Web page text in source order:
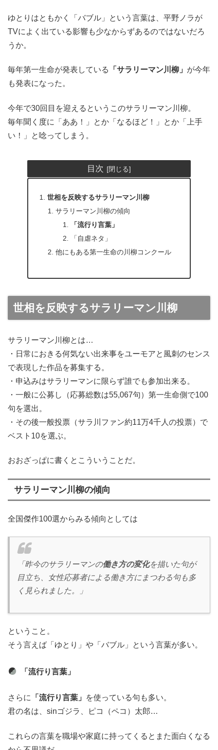
ゆとりはともかく「バブル」という言葉は、平野ノラが
TVによく出ている影響も少なからずあるのではないだろ
うか。
毎年第一生命が発表している 「サラリーマン川柳」 が今年
も発表になった。
今年で30回目を迎えるというこのサラリーマン川柳。
毎年聞く度に「ああ！」とか「なるほど！」とか「上手
い！」と唸ってしまう。
目次
世相を反映するサラリーマン川柳
サラリーマン川柳の傾向
「流行り言葉」
「自虐ネタ」
他にもある第一生命の川柳コンクール
世相を反映するサラリーマン川柳
サラリーマン川柳とは…
・日常におきる何気ない出来事をユーモアと風刺のセンス
で表現した作品を募集する。
・申込みはサラリーマンに限らず誰でも参加出来る。
・一般に公募し（応募総数は55,067句）第一生命側で100
句を選出。
・その後一般投票（サラ川ファン約11万4千人の投票）で
ベスト10を選ぶ。
おおざっぱに書くとこういうことだ。
サラリーマン川柳の傾向
全国傑作100選からみる傾向としては
「昨今のサラリーマンの働き方の変化を描いた句が
目立ち、女性応募者による働き方にまつわる句も多
く見られました。」
ということ。
そう言えば「ゆとり」や「バブル」という言葉が多い。
「流行り言葉」
さらに 「流行り言葉」
を使っている句も多い。
君の名は、sinゴジラ、ピコ（ペコ）太郎…
これらの言葉を職場や家庭に持ってくるとまた面白くなる